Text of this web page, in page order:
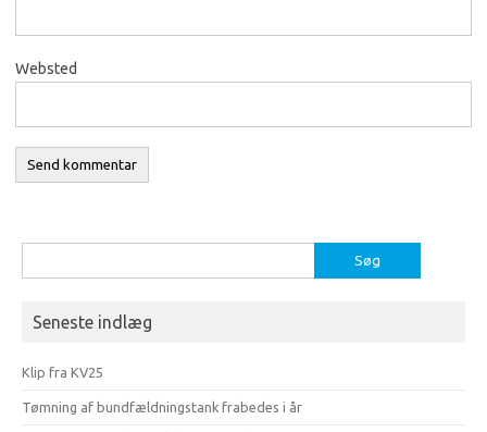
Websted
efter:
Seneste indlæg
Klip fra KV25
Tømning af bundfældningstank frabedes i år